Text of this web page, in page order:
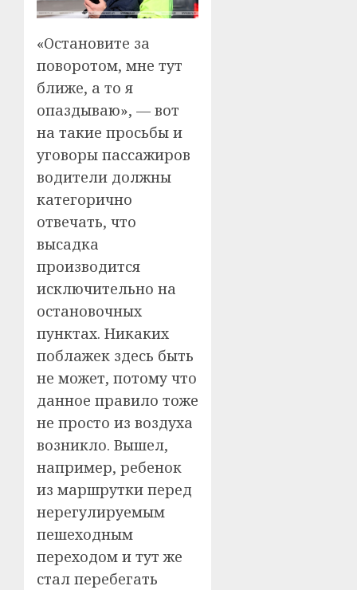
«Остановите за
поворотом, мне тут
ближе, а то я
опаздываю», — вот
на такие просьбы и
уговоры пассажиров
водители должны
категорично
отвечать, что
высадка
производится
исключительно на
остановочных
пунктах. Никаких
поблажек здесь быть
не может, потому что
данное правило тоже
не просто из воздуха
возникло. Вышел,
например, ребенок
из маршрутки перед
нерегулируемым
пешеходным
переходом и тут же
стал перебегать